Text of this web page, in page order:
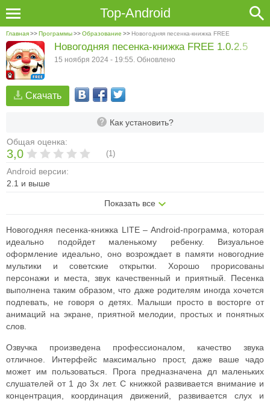
Top-Android
Главная>>Программы>>Образование >> Новогодняя песенка-книжка FREE
Скачать
Как установить?
Общая оценка:
3,0 (1)
Android версии:
2.1 и выше
Показать все
Новогодняя песенка-книжка FREE 1.0.2.5
15 ноября 2024 - 19:55. Обновлено
Новогодняя песенка-книжка LITE – Android-программа, которая
идеально подойдет маленькому ребенку. Визуальное
оформление идеально, оно возрождает в памяти новогодние
мультики и советские открытки. Хорошо прорисованы
персонажи и места, звук качественный и приятный. Песенка
выполнена таким образом, что даже родителям иногда хочется
подпевать, не говоря о детях. Малыши просто в восторге от
анимаций на экране, приятной мелодии, простых и понятных
слов.
Озвучка произведена профессионалом, качество звука
отличное. Интерфейс максимально прост, даже ваше чадо
может им пользоваться. Прога предназначена дл маленьких
слушателей от 1 до 3х лет. С книжкой развивается внимание и
концентрация, координация движений, развивается слух и